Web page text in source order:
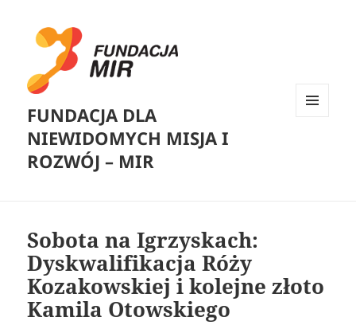
FUNDACJA DLA
NIEWIDOMYCH MISJA I
ROZWÓJ – MIR
Sobota na Igrzyskach:
Dyskwalifikacja Róży
Kozakowskiej i kolejne złoto
Kamila Otowskiego